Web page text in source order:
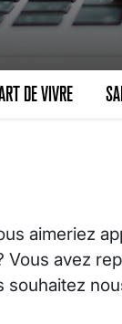
DE VIVRE
aimeriez
avez